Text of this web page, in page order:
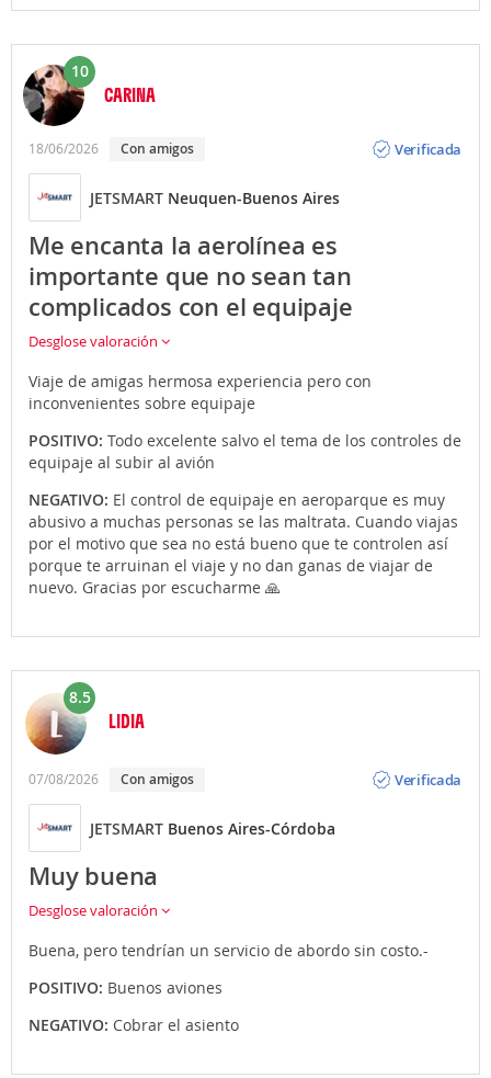
10
CARINA
18/06/2026 Con amigos
Verificada
JETSMART Neuquen-Buenos Aires
Me encanta la aerolínea es
importante que no sean tan
complicados con el equipaje
Desglose valoración
Viaje de amigas hermosa experiencia pero con
inconvenientes sobre equipaje
POSITIVO: Todo excelente salvo el tema de los controles de
equipaje al subir al avión
NEGATIVO: El control de equipaje en aeroparque es muy
abusivo a muchas personas se las maltrata. Cuando viajas
por el motivo que sea no está bueno que te controlen así
porque te arruinan el viaje y no dan ganas de viajar de
nuevo. Gracias por escucharme 🙏
8.5
LIDIA
07/08/2026 Con amigos
Verificada
JETSMART Buenos Aires-Córdoba
Muy buena
Desglose valoración
Buena, pero tendrían un servicio de abordo sin costo.-
POSITIVO: Buenos aviones
NEGATIVO: Cobrar el asiento